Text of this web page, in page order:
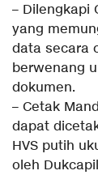
– Dilengkapi
yang
data secara
berwenang
dokumen.
– Cetak
dapat
HVS putih
oleh